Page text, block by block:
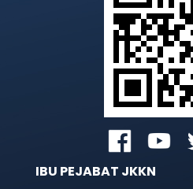
IBU PEJABAT JKKN